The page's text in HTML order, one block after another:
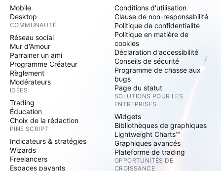
Mobile
Desktop
COMMUNAUTÉ
Réseau social
Mur d'Amour
Parrainer un ami
Programme Créateur
Règlement
Modérateurs
IDÉES
Trading
Éducation
Choix de la rédaction
PINE SCRIPT
Indicateurs & stratégies
Wizards
Freelancers
Espaces payants
Conditions d'utilisation
Clause de non-responsabilité
Politique de confidentialité
Politique en matière de
cookies
Déclaration d'accessibilité
Conseils de sécurité
Programme de chasse aux
bugs
Page du statut
SOLUTIONS POUR LES
ENTREPRISES
Widgets
Bibliothèques de graphiques
Lightweight Charts™
Graphiques avancés
Plateforme de trading
OPPORTUNITÉS DE
CROISSANCE